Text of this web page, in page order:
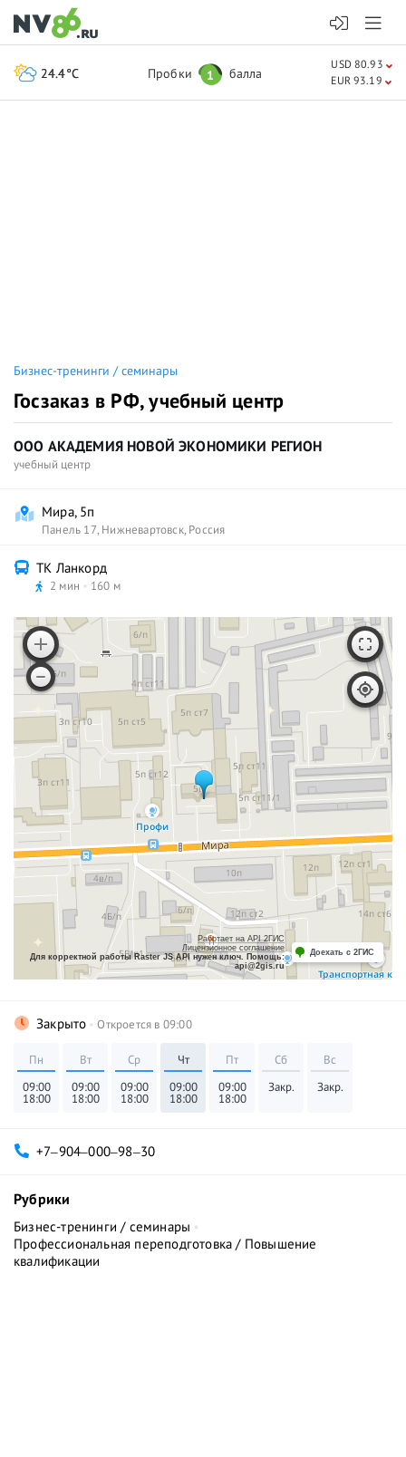
Бизнес-тренинги / семинары
Госзаказ в РФ, учебный центр
ООО АКАДЕМИЯ НОВОЙ ЭКОНОМИКИ РЕГИОН
учебный центр
Мира, 5п
Панель 17,Нижневартовск,Россия
ТК Ланкорд
2 мин 160 м
Работает на API 2ГИС
Лицензионное соглашение
Для корректной работы Raster JS API нужен ключ. Помощь:
api@2gis.ru
Доехать с 2ГИС
Закрыто Откроется в 09:00
Пн
09:00
18:00
Вт
09:00
18:00
Ср
09:00
18:00
Чт
09:00
18:00
Пт
09:00
18:00
Сб
Закр.
Вс
Закр.
+7‒904‒000‒98‒30
Рубрики
Бизнес-тренинги / семинары
Профессиональная переподготовка / Повышение
квалификации
24.4°C Пробки 1 балла
USD 80.93
EUR 93.19